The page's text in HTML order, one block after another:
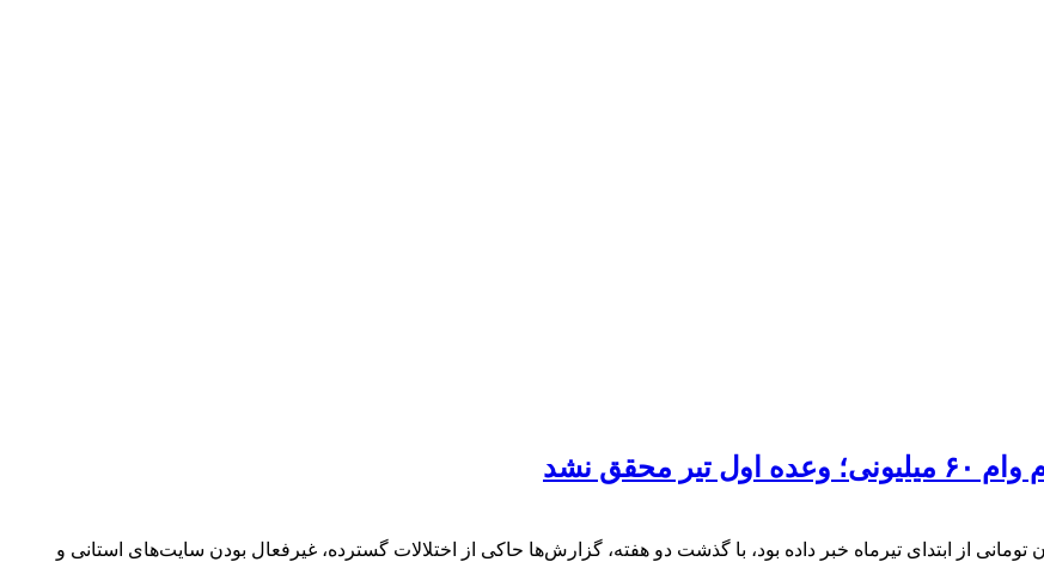
نشد
سازمان تأمین اجتماعی از آغاز ثبت‌نام وام ضروری ۶۰ میلیون تومانی از ابتدای تیرماه خبر داده بود، با گذشت دو هفته، گزارش‌ها حاکی از اختلالات گسترده، غیرفعال بودن سایت‌های استانی و